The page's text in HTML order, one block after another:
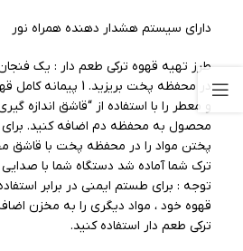
دارای سیستم هشدار دهنده همراه نور
طرز تهیه قهوه ترکی طعم دار : یک فنجان
در محفظه پخت بریزید.
و معطر را با استفاده از “قاشق اندازه
محصول به محفظه دم اضافه کنید. برای
پختن مواد را در محفظه پخت با قاشق
ترک شما آماده شد دستگاه شما با
توجه : برای طستم ایمنی در برابر
قهوه خود ، مواد دیگری را به مخزن
ترکی طعم دار استفاده کنید.